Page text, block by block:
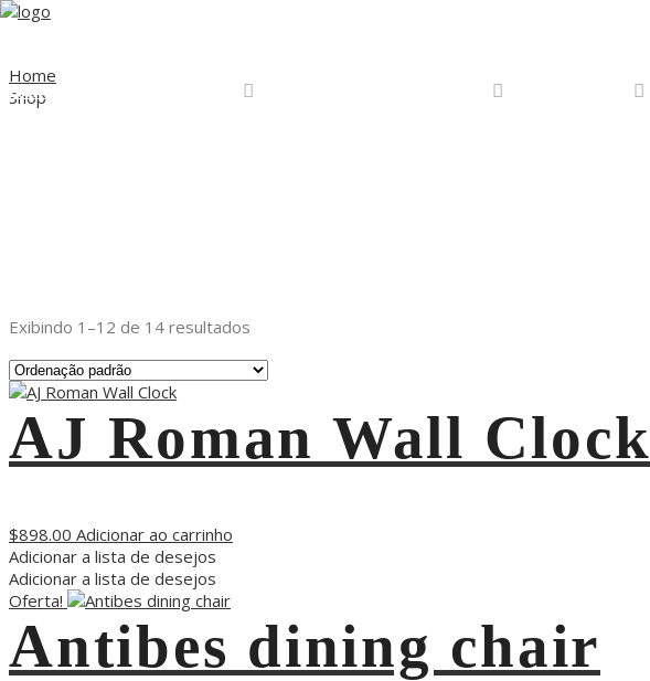
Home
Home
Shop
Exibindo 1–12 de 14 resultados
AJ Roman Wall Clock
$898.00 Adicionar ao carrinho
Adicionar a lista de desejos
Adicionar a lista de desejos
Oferta!
Antibes dining chair